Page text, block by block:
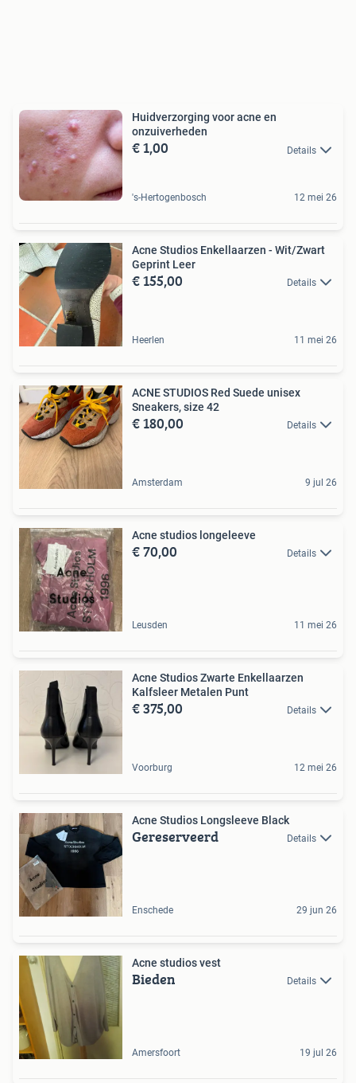
Huidverzorging voor acne en
onzuiverheden
€ 1,00 Details
's-Hertogenbosch 12 mei 26
Acne Studios Enkellaarzen - Wit/Zwart
Geprint Leer
€ 155,00 Details
Heerlen 11 mei 26
ACNE STUDIOS Red Suede unisex
Sneakers, size 42
€ 180,00 Details
Amsterdam 9 jul 26
Acne studios longeleeve
€ 70,00 Details
Leusden 11 mei 26
Acne Studios Zwarte Enkellaarzen
Kalfsleer Metalen Punt
€ 375,00 Details
Voorburg 12 mei 26
Acne Studios Longsleeve Black
Gereserveerd Details
Enschede 29 jun 26
Acne studios vest
Bieden Details
Amersfoort 19 jul 26